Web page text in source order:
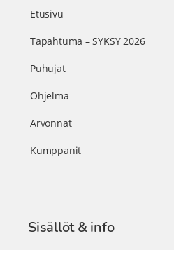
Etusivu
Tapahtuma – SYKSY 2026
Puhujat
Ohjelma
Arvonnat
Kumppanit
Sisällöt & info